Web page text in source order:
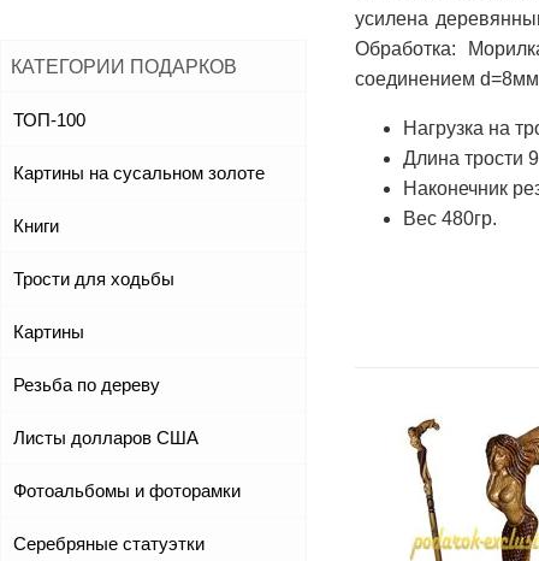
КАТЕГОРИИ ПОДАРКОВ
ТОП-100
Картины на сусальном золоте
Книги
Трости для ходьбы
Картины
Резьба по дереву
Листы долларов США
Фотоальбомы и фоторамки
Серебряные статуэтки
усилена
Обработка:
соединением
Нагрузка на
Длина трости
Наконечник
Вес 480гр.